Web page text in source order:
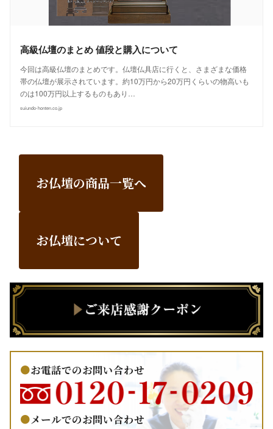
高級仏壇のまとめ 値段と購入について
今回は高級仏壇のまとめです。仏壇仏具店に行くと、さまざまな価格
帯の仏壇が展示されています。約10万円から20万円くらいの物高いも
のは100万円以上するものもあり…
suiundo-honten.co.jp
お仏壇の商品一覧へ
お仏壇について
お電話でのお問い合わせ
メールでのお問い合わせ